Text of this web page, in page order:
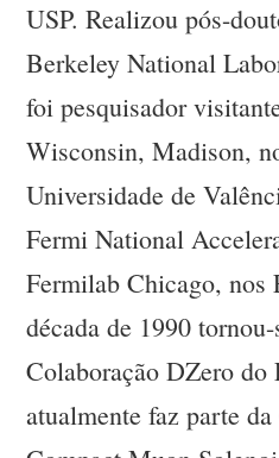
USP. Realizou pós-
Berkeley National
foi pesquisador
Wisconsin, Madison,
Universidade de
Fermi National
Fermilab Chicago,
década de 1990
Colaboração DZero do
atualmente faz parte